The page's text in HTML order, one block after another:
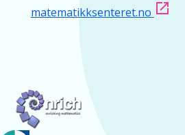
matematikksenteret.no